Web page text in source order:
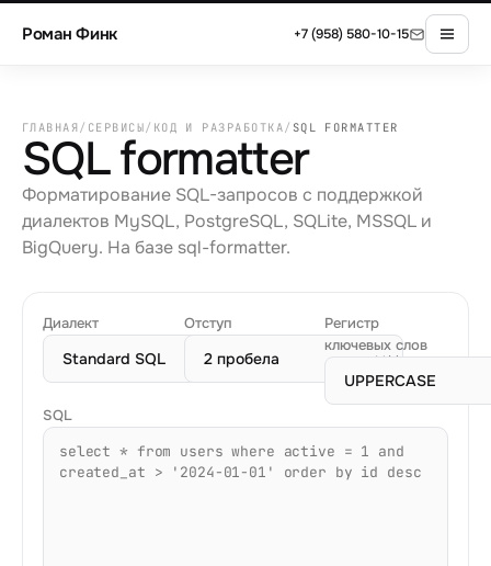
Роман Финк +7 (958) 580-10-15
ГЛАВНАЯ/ СЕРВИСЫ/ КОД И РАЗРАБОТКА/ SQL FORMATTER
SQL formatter
Форматирование SQL-запросов с поддержкой
диалектов MySQL, PostgreSQL, SQLite, MSSQL и
BigQuery. На базе sql-formatter.
Диалект Отступ
Регистр
ключевых слов
SQL